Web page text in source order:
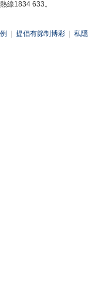
線1834 633。
提倡有節制博彩 私